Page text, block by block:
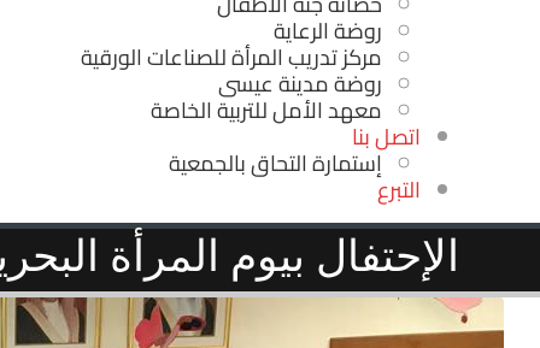
روضة الرعاية
مركز تدريب المرأة للصناعات الورقية
روضة مدينة عيسى
معهد الأمل للتربية الخاصة
اتصل بنا
إستمارة التحاق بالجمعية
التبرع
الإحتفال بيوم المرأة